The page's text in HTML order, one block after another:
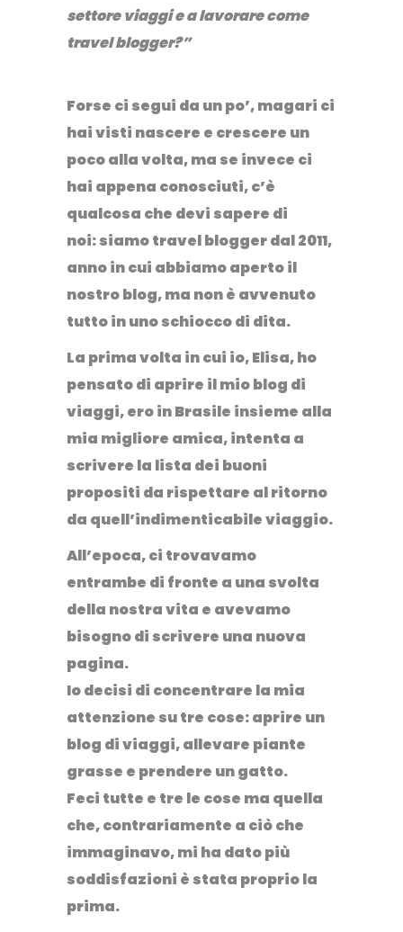
settore viaggi e a lavorare come
travel blogger?”
Forse ci segui da un po’, magari ci
hai visti nascere e crescere un
poco alla volta, ma se invece ci
hai appena conosciuti, c’è
qualcosa che devi sapere di
noi:siamo travel blogger dal 2011,
anno in cui abbiamo aperto il
nostro blog, ma non è avvenuto
tutto in uno schiocco di dita.
La prima volta in cui io, Elisa, ho
pensato di aprire il mio blog di
viaggi, ero in Brasile insieme alla
mia migliore amica, intenta a
scrivere la lista dei buoni
propositi da rispettare al ritorno
da quell’indimenticabile viaggio.
All’epoca, ci trovavamo
entrambe di fronte a unasvolta
della nostra vita e avevamo
bisogno di scrivere una nuova
pagina.
Io decisi di concentrare la mia
attenzione su tre cose:aprire un
blog di viaggi, allevare piante
grasse e prendere un gatto.
Feci tutte e tre le cose ma quella
che, contrariamente a ciò che
immaginavo, mi ha dato più
soddisfazioni è stata proprio la
prima.